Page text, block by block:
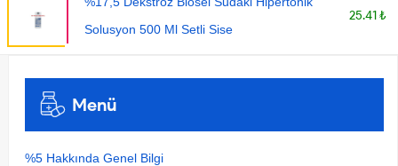
Solusyon 500 Ml Setli Sise
25.41 ₺
Menü
%5 Hakkında Genel Bilgi